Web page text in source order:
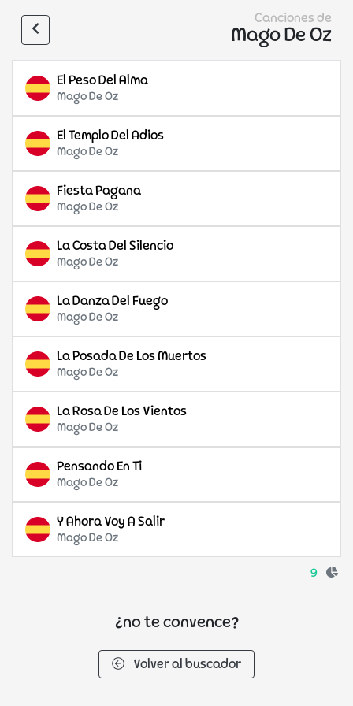
Canciones de
Mago De Oz
El Peso Del Alma
Mago De Oz
El Templo Del Adios
Mago De Oz
Fiesta Pagana
Mago De Oz
La Costa Del Silencio
Mago De Oz
La Danza Del Fuego
Mago De Oz
La Posada De Los Muertos
Mago De Oz
La Rosa De Los Vientos
Mago De Oz
Pensando En Ti
Mago De Oz
Y Ahora Voy A Salir
Mago De Oz
9
¿no te convence?
Volver al buscador